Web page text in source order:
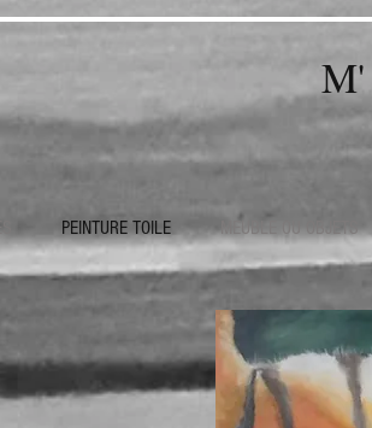
PEINTURE TOILE MEUBLE OU OBJETS